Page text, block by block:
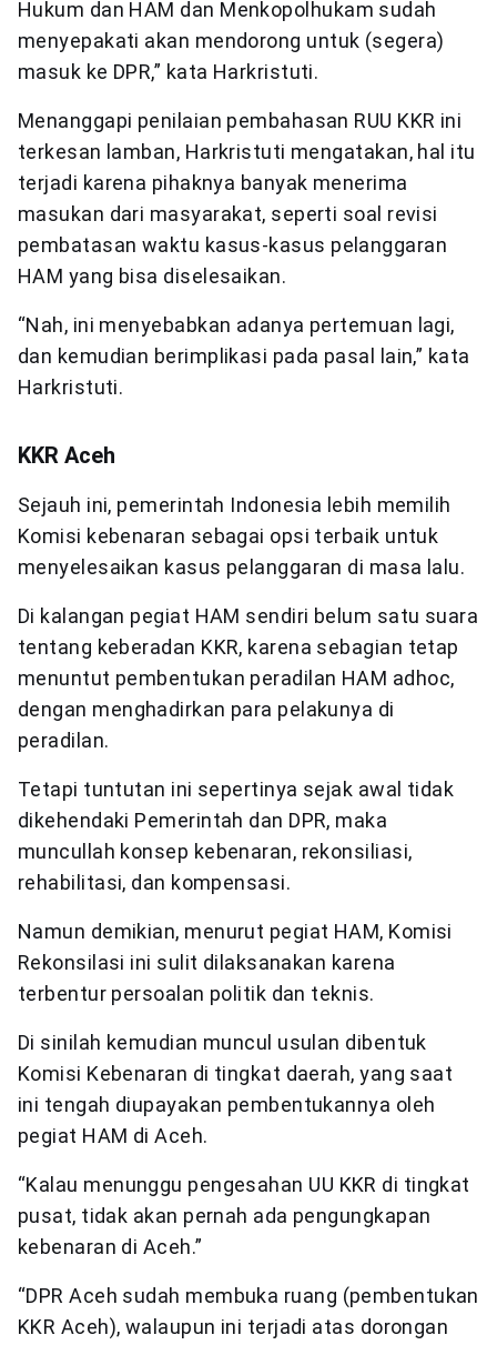
Hukum dan HAM dan Menkopolhukam sudah
menyepakati akan mendorong untuk (segera)
masuk ke DPR,” kata Harkristuti.
Menanggapi penilaian pembahasan RUU KKR ini
terkesan lamban, Harkristuti mengatakan, hal itu
terjadi karena pihaknya banyak menerima
masukan dari masyarakat, seperti soal revisi
pembatasan waktu kasus-kasus pelanggaran
HAM yang bisa diselesaikan.
“Nah, ini menyebabkan adanya pertemuan lagi,
dan kemudian berimplikasi pada pasal lain,” kata
Harkristuti.
KKR Aceh
Sejauh ini, pemerintah Indonesia lebih memilih
Komisi kebenaran sebagai opsi terbaik untuk
menyelesaikan kasus pelanggaran di masa lalu.
Di kalangan pegiat HAM sendiri belum satu suara
tentang keberadan KKR, karena sebagian tetap
menuntut pembentukan peradilan HAM adhoc,
dengan menghadirkan para pelakunya di
peradilan.
Tetapi tuntutan ini sepertinya sejak awal tidak
dikehendaki Pemerintah dan DPR, maka
muncullah konsep kebenaran, rekonsiliasi,
rehabilitasi, dan kompensasi.
Namun demikian, menurut pegiat HAM, Komisi
Rekonsilasi ini sulit dilaksanakan karena
terbentur persoalan politik dan teknis.
Di sinilah kemudian muncul usulan dibentuk
Komisi Kebenaran di tingkat daerah, yang saat
ini tengah diupayakan pembentukannya oleh
pegiat HAM di Aceh.
“Kalau menunggu pengesahan UU KKR di tingkat
pusat, tidak akan pernah ada pengungkapan
kebenaran di Aceh.”
“DPR Aceh sudah membuka ruang (pembentukan
KKR Aceh), walaupun ini terjadi atas dorongan